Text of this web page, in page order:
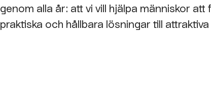
genom alla år: att vi vill hjälpa människor att
praktiska och hållbara lösningar till attraktiva